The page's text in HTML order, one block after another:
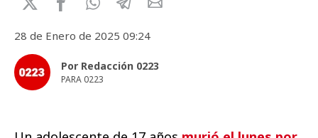
28 de Enero de 2025 09:24
Por Redacción 0223
PARA 0223